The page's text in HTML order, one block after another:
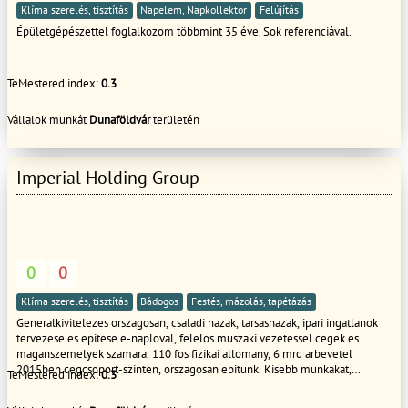
Klíma szerelés, tisztítás Napelem, Napkollektor Felújítás
Épületgépészettel foglalkozom többmint 35 éve. Sok referenciával.
TeMestered index:0.3
Vállalok munkátDunaföldvárterületén
Imperial Holding Group
0 0
Klíma szerelés, tisztítás Bádogos Festés, mázolás, tapétázás
Generalkivitelezes orszagosan, csaladi hazak, tarsashazak, ipari ingatlanok
tervezese es epitese e-naploval, felelos muszaki vezetessel cegek es
maganszemelyek szamara. 110 fos fizikai allomany, 6 mrd arbevetel
2015ben cegcsoport-szinten, orszagosan epitunk. Kisebb munkakat,
TeMestered index:0.3